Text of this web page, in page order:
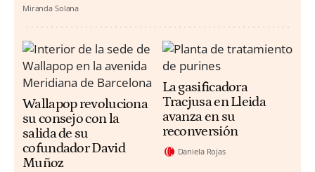
Miranda Solana
Wallapop revoluciona
su consejo con la
salida de su
cofundador David
Muñoz
La gasificadora
Tracjusa en Lleida
avanza en su
reconversión
Daniela Rojas